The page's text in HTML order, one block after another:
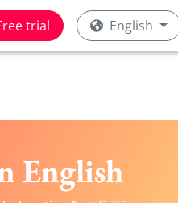
trial English
English